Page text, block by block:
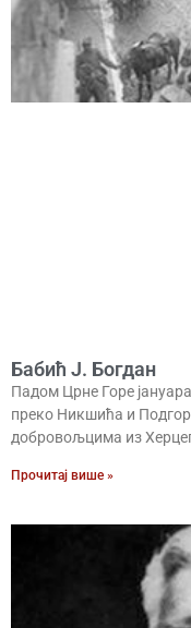
Бабић Ј. Богдан
Падом Црне Горе
преко Никшића и
добровољцима из
Прочитај више »